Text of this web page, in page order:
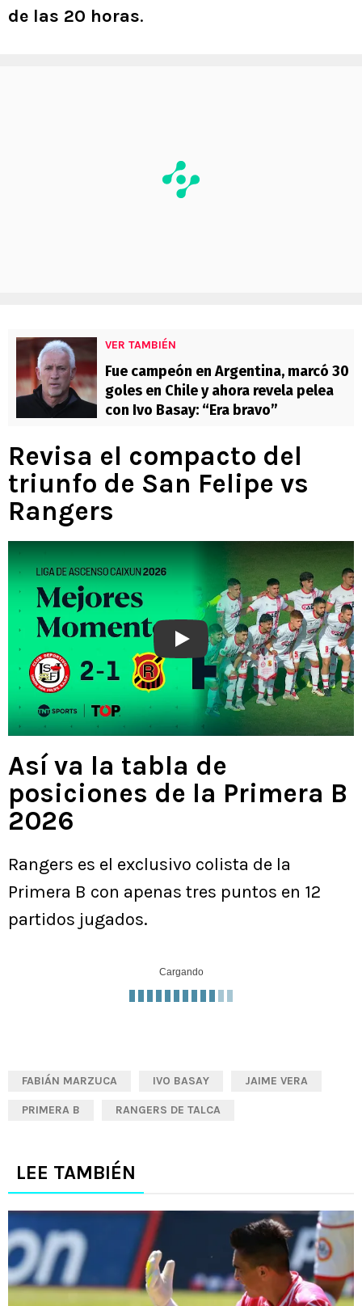
de las 20 horas.
VER TAMBIÉN
Fue campeón en Argentina, marcó 30
goles en Chile y ahora revela pelea
con Ivo Basay: “Era bravo”
Revisa el compacto del
triunfo de San Felipe vs
Rangers
Play
Así va la tabla de
posiciones de la Primera B
2026
Rangers es el exclusivo colista de la
Primera B con apenas tres puntos en 12
partidos jugados.
Cargando
FABIÁN MARZUCA IVO BASAY JAIME VERA
PRIMERA B RANGERS DE TALCA
LEE TAMBIÉN